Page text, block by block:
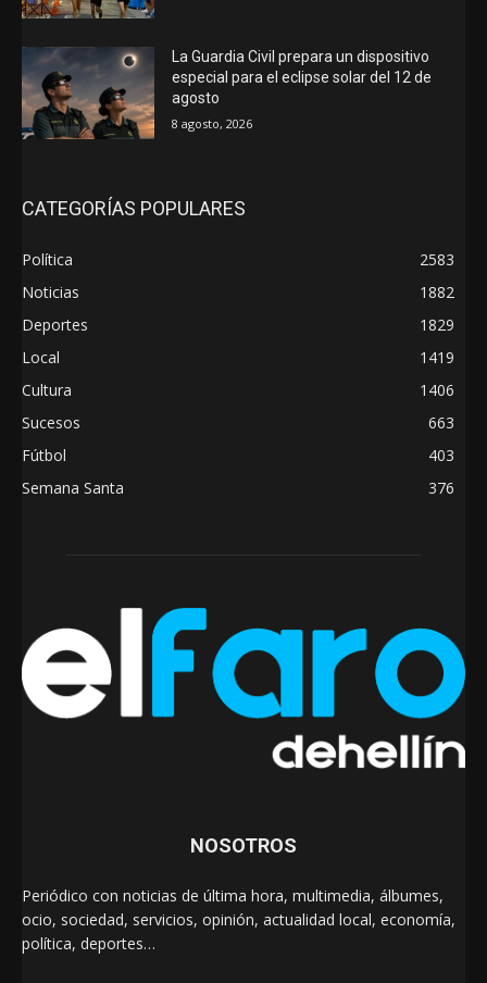
La Guardia Civil prepara un dispositivo
especial para el eclipse solar del 12 de
agosto
8 agosto, 2026
CATEGORÍAS POPULARES
Política
2583
Noticias
1882
Deportes
1829
Local
1419
Cultura
1406
Sucesos
663
Fútbol
403
Semana Santa
376
NOSOTROS
Periódico con noticias de última hora, multimedia, álbumes,
ocio, sociedad, servicios, opinión, actualidad local, economía,
política, deportes…